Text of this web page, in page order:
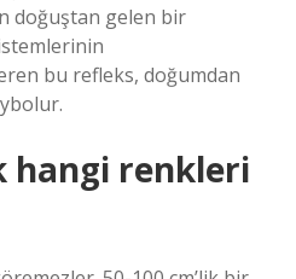
doğuştan gelen bir
bu refleks, doğumdan
hangi renkleri